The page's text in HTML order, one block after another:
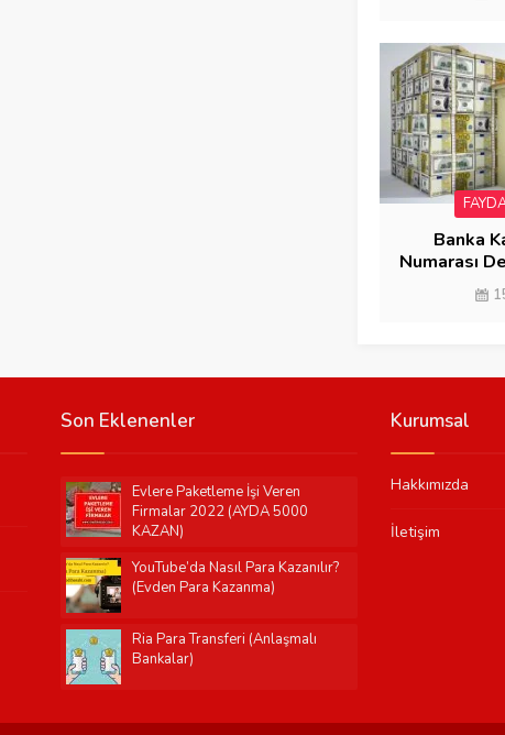
Banka
Numarası
Son Eklenenler
Evlere Paketleme İşi Veren
Firmalar 2022 (AYDA 5000
KAZAN)
YouTube’da Nasıl Para Kazanılır?
(Evden Para Kazanma)
Ria Para Transferi (Anlaşmalı
Bankalar)
Kurumsal
Hakkımızda
İletişim